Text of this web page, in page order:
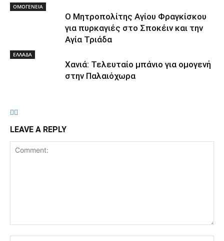
ΟΜΟΓΕΝΕΙΑ
Ο Μητροπολίτης Αγίου Φραγκίσκου
για πυρκαγιές στο Σποκέιν και την
Αγία Τριάδα
ΕΛΛΑΔΑ
Χανιά: Τελευταίο μπάνιο για ομογενή
στην Παλαιόχωρα
LEAVE A REPLY